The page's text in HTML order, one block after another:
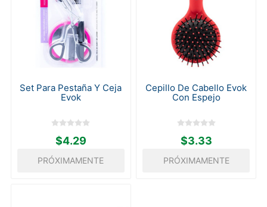
Set Para Pestaña Y Ceja
Evok
$4.29
PRÓXIMAMENTE
Cepillo De Cabello Evok
Con Espejo
$3.33
PRÓXIMAMENTE